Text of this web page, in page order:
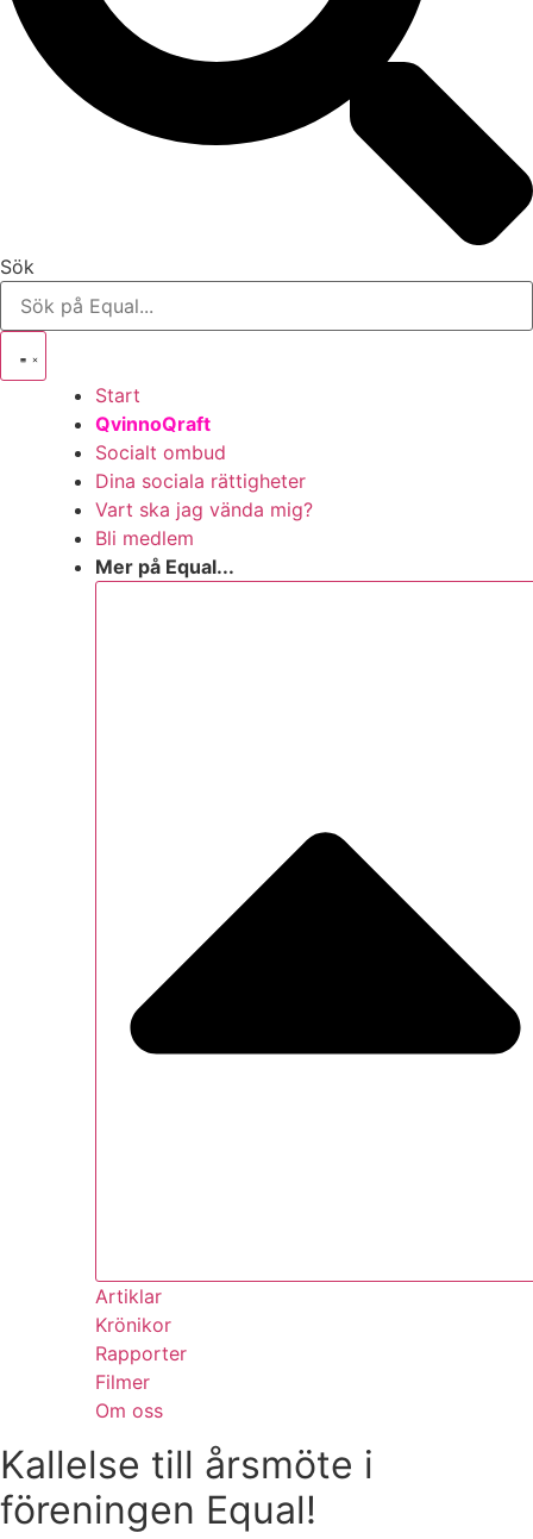
Sök
Start
QvinnoQraft
Socialt ombud
Dina sociala rättigheter
Vart ska jag vända mig?
Bli medlem
Mer på Equal...
Artiklar
Krönikor
Rapporter
Filmer
Om oss
Kallelse till årsmöte i
föreningen Equal!